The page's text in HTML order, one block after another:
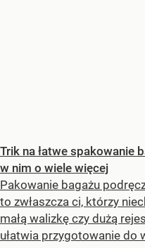
Trik na łatwe spakowanie
w nim o wiele więcej
Pakowanie bagażu
to zwłaszcza ci, którzy
małą walizkę czy dużą
ułatwia przygotowanie do